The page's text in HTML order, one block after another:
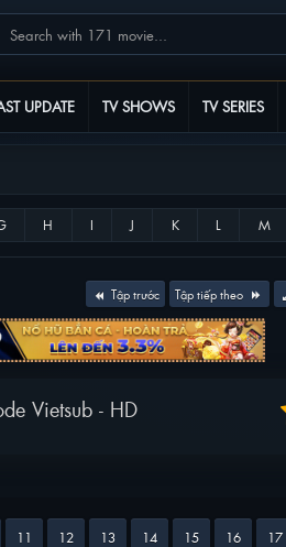
UPDATE TV SHOWS TV SERIES
Tập trước Tập tiếp theo
Watch Thần Ấn Vương Tọa episode Vietsub - HD
11 12 13 14 15 16 17